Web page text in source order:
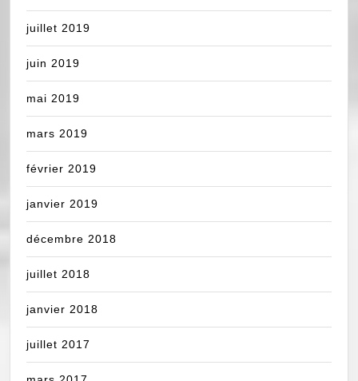
juillet 2019
juin 2019
mai 2019
mars 2019
février 2019
janvier 2019
décembre 2018
juillet 2018
janvier 2018
juillet 2017